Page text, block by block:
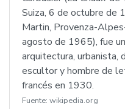
Suiza, 6 de octubre de
Martin, Provenza-
agosto de 1965), fue
arquitectura, urbanista,
escultor y hombre de
francés en 1930.
Fuente: wikipedia.org